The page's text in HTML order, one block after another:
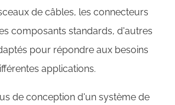
de câbles, les connecteurs
composants standards, d'autres
pour répondre aux besoins
applications.
de conception d'un système de